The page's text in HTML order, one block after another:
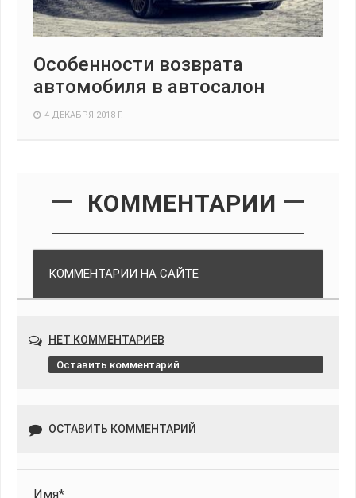
Особенности возврата
автомобиля в автосалон
4 ДЕКАБРЯ 2018 Г.
КОММЕНТАРИИ
КОММЕНТАРИИ НА САЙТЕ
НЕТ КОММЕНТАРИЕВ
Оставить комментарий
ОСТАВИТЬ КОММЕНТАРИЙ
Имя*